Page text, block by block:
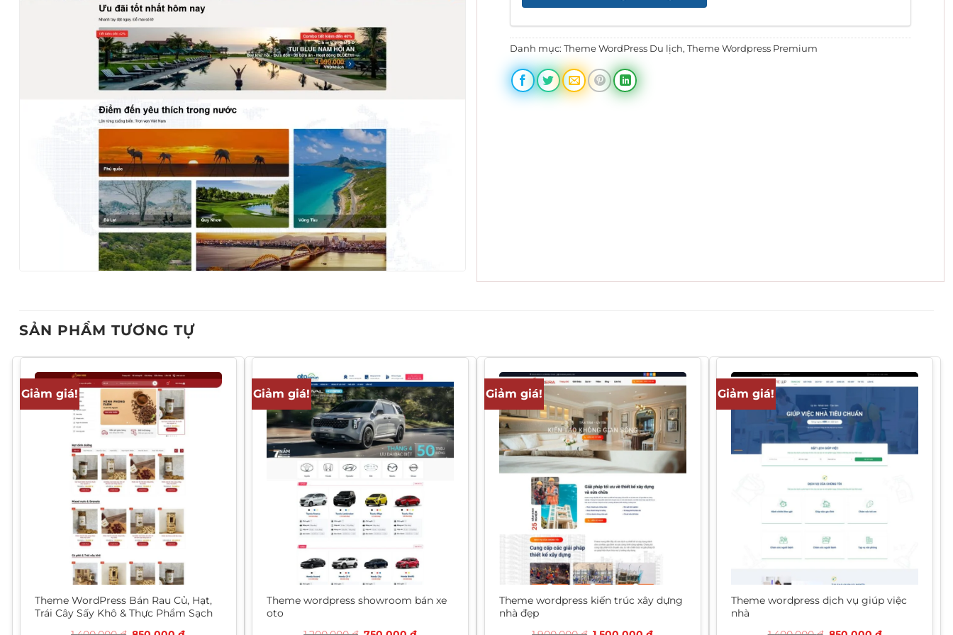
Danh mục:Theme WordPress Du lịch,Theme Wordpress Premium
SẢN PHẨM TƯƠNG TỰ
Giảm giá!
Theme WordPress Bán Rau Củ, Hạt,
Trái Cây Sấy Khô & Thực Phẩm Sạch
Giảm giá!
Theme wordpress showroom bán xe
oto
Giảm giá!
Theme wordpress kiến trúc xây dựng
nhà đẹp
Giảm giá!
Theme wordpress dịch vụ giúp việc
nhà